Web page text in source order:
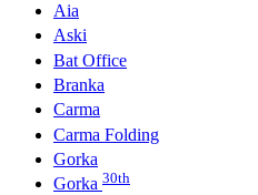
Aia
Aski
Bat Office
Branka
Carma
Carma Folding
Gorka
Gorka 30th